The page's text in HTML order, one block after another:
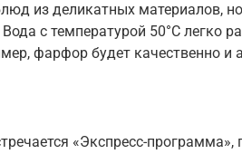
из деликатных материалов,
с температурой 50°C легко
фарфор будет качественно и
«Экспресс-программа»,